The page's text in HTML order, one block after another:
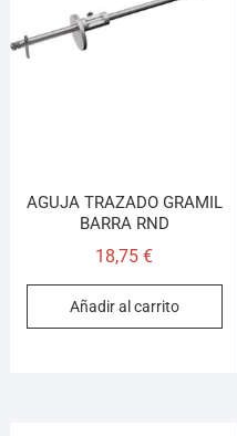
AGUJA TRAZADO GRAMIL
BARRA RND
18,75€
Añadir al carrito